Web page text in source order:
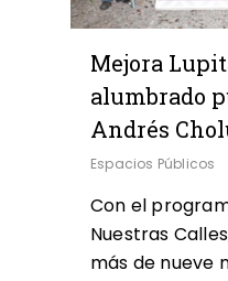
Mejora
alumbrado
Andrés
Espacios Públicos
Con el
Nuestras
más de nueve